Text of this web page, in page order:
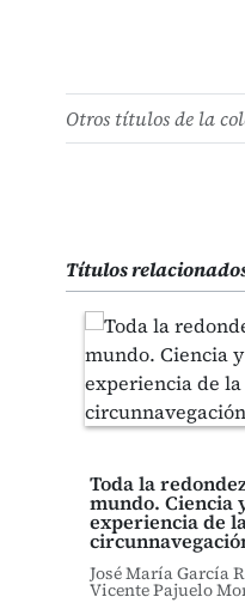
Otros títulos de la
Títulos
Toda la
mundo. Ciencia
experiencia de
José María García
Vicente Pajuelo